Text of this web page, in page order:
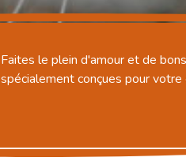
Faites le plein d'amour et de
spécialement conçues pour votre